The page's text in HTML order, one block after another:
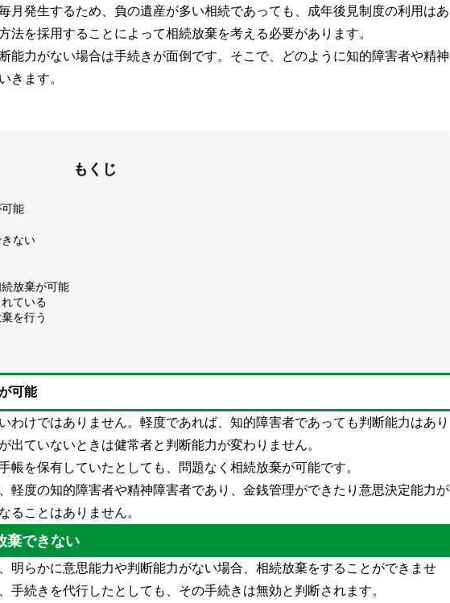
月発生するため、負の遺産が多い相続であっても、成年後見制度の利用はあ
法を採用することによって相続放棄を考える必要があります。
能力がない場合は手続きが面倒です。そこで、どのように知的障害者や精神
きます。
もくじ
能
ない
放棄が可能
ている
を行う
可能
わけではありません。軽度であれば、知的障害者であっても判断能力はあり
出ていないときは健常者と判断能力が変わりません。
帳を保有していたとしても、問題なく相続放棄が可能です。
軽度の知的障害者や精神障害者であり、金銭管理ができたり意思決定能力が
ることはありません。
棄できない
明らかに意思能力や判断能力がない場合、相続放棄をすることができませ
手続きを代行したとしても、その手続きは無効と判断されます。